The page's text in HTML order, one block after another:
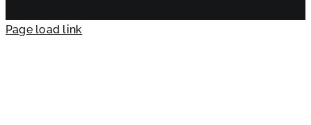
Page load link